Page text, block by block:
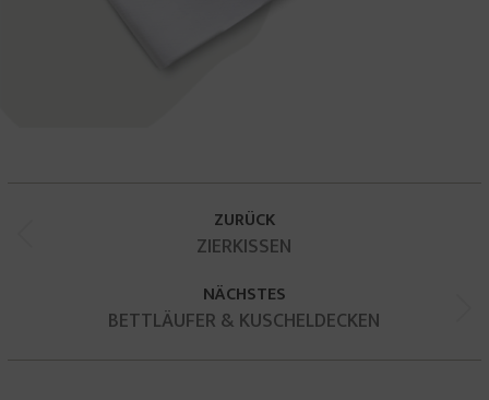
KOMMENTARNAVIGATION
ZURÜCK
Vorheriger
Beitrag:
ZIERKISSEN
NÄCHSTES
Nächster
Beitrag:
BETTLÄUFER & KUSCHELDECKEN